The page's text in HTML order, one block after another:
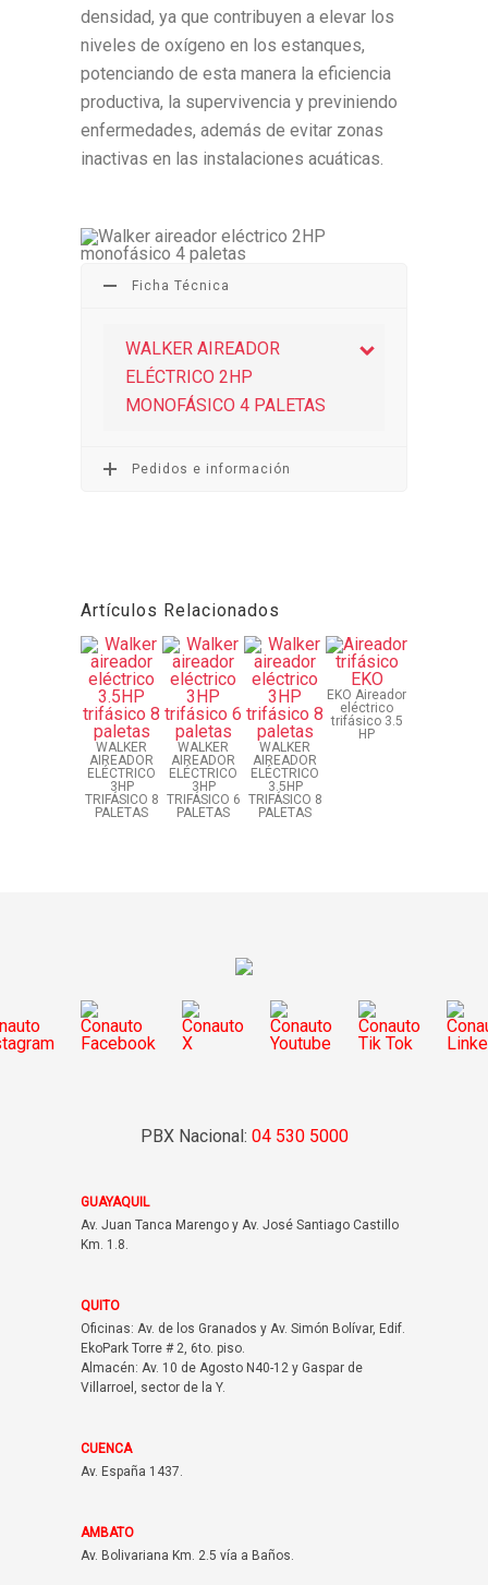
densidad, ya que contribuyen a elevar los
niveles de oxígeno en los estanques,
potenciando de esta manera la eficiencia
productiva, la supervivencia y previniendo
enfermedades, además de evitar zonas
inactivas en las instalaciones acuáticas.
Ficha Técnica
WALKER AIREADOR
ELÉCTRICO 2HP
MONOFÁSICO 4 PALETAS
Pedidos e información
Artículos Relacionados
WALKER
AIREADOR
ELÉCTRICO
3HP
TRIFÁSICO 8
PALETAS
WALKER
AIREADOR
ELÉCTRICO
3HP
TRIFÁSICO 6
PALETAS
WALKER
AIREADOR
ELÉCTRICO
3.5HP
TRIFÁSICO 8
PALETAS
EKO Aireador
eléctrico
trifásico 3.5
HP
PBX Nacional: 04 530 5000
GUAYAQUIL
Av. Juan Tanca Marengo y Av. José Santiago Castillo
Km. 1.8.
QUITO
Oficinas: Av. de los Granados y Av. Simón Bolívar, Edif.
EkoPark Torre # 2, 6to. piso.
Almacén: Av. 10 de Agosto N40-12 y Gaspar de
Villarroel, sector de la Y.
CUENCA
Av. España 1437.
AMBATO
Av. Bolivariana Km. 2.5 vía a Baños.